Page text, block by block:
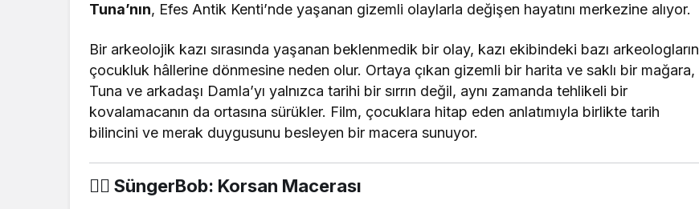
Tuna’nın, Efes Antik Kenti’nde yaşanan gizemli olaylarla değişen hayatını merkezine alıyor.
Bir arkeolojik kazı sırasında yaşanan beklenmedik bir olay, kazı ekibindeki bazı arkeologların
çocukluk hâllerine dönmesine neden olur. Ortaya çıkan gizemli bir harita ve saklı bir mağara,
Tuna ve arkadaşı Damla’yı yalnızca tarihi bir sırrın değil, aynı zamanda tehlikeli bir
kovalamacanın da ortasına sürükler. Film, çocuklara hitap eden anlatımıyla birlikte tarih
bilincini ve merak duygusunu besleyen bir macera sunuyor.
🏴‍☠️ SüngerBob: Korsan Macerası